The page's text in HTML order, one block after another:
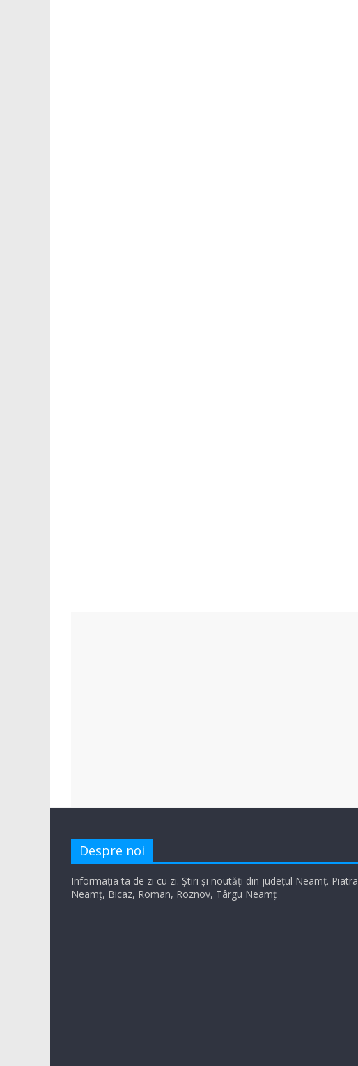
Despre noi
Informația ta de zi cu zi. Știri și noutăți din județul Neamț. Piatra
Neamț, Bicaz, Roman, Roznov, Târgu Neamț